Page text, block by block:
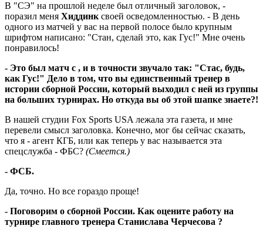
В "СЭ" на прошлой неделе был отличный заголовок, -
поразил меня Хиддинксвоей осведомленностью. - В день
одного из матчей у вас на первой полосе было крупным
шрифтом написано: "Стан, сделай это, как Гус!" Мне очень
понравилось!
- Это был матч с , и в точности звучало так: "Стас, будь,
как Гус!" Дело в том, что вы единственный тренер в
истории сборной России, который выходил с ней из группы
на больших турнирах. Но откуда вы об этой шапке знаете?!
В нашей студии Fox Sports USA лежала эта газета, и мне
перевели смысл заголовка. Конечно, мог бы сейчас сказать,
что я - агент КГБ, или как теперь у вас называется эта
спецслужба - ФБС? (Смеется.)
- ФСБ.
Да, точно. Но все гораздо проще!
- Поговорим о сборной России. Как оцените работу на
турнире главного тренера Станислава Черчесова ?